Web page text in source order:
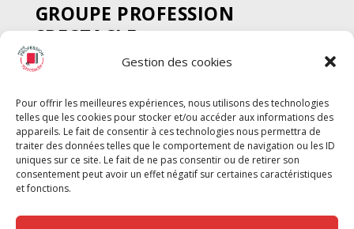
Gestion des cookies
Pour offrir les meilleures expériences, nous utilisons des technologies
telles que les cookies pour stocker et/ou accéder aux informations des
appareils. Le fait de consentir à ces technologies nous permettra de
traiter des données telles que le comportement de navigation ou les ID
uniques sur ce site. Le fait de ne pas consentir ou de retirer son
consentement peut avoir un effet négatif sur certaines caractéristiques
et fonctions.
GROUPE PROFESSION
SPECTACLE
Chèque Intermittents
Chèque Compta
Chèque Emploi Spectacle
G-Pods
Profession Audio-visuel